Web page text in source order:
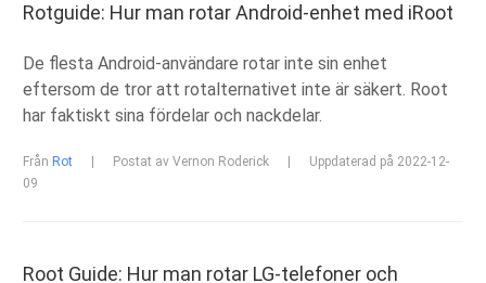
Rotguide: Hur man rotar Android-enhet med iRoot
De flesta Android-användare rotar inte sin enhet
eftersom de tror att rotalternativet inte är säkert. Root
har faktiskt sina fördelar och nackdelar.
Från Rot Postat av Vernon Roderick
Uppdaterad på 2022-12-
09
Root Guide: Hur man rotar LG-telefoner och